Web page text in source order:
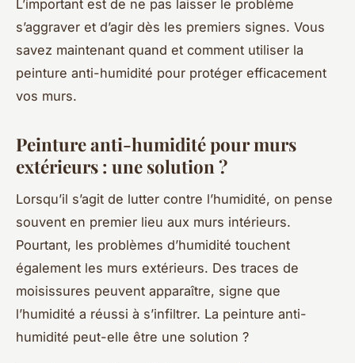
L’important est de ne pas laisser le problème
s’aggraver et d’agir dès les premiers signes. Vous
savez maintenant quand et comment utiliser la
peinture anti-humidité pour protéger efficacement
vos murs.
Peinture anti-humidité pour murs
extérieurs : une solution ?
Lorsqu’il s’agit de lutter contre l’humidité, on pense
souvent en premier lieu aux murs intérieurs.
Pourtant, les problèmes d’humidité touchent
également les murs extérieurs. Des traces de
moisissures peuvent apparaître, signe que
l’humidité a réussi à s’infiltrer. La peinture anti-
humidité peut-elle être une solution ?